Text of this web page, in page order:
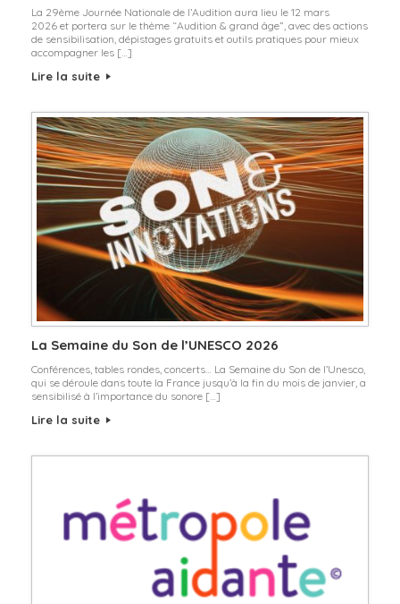
La 29ème Journée Nationale de l’Audition aura lieu le 12 mars
2026 et portera sur le thème “Audition & grand âge”, avec des actions
de sensibilisation, dépistages gratuits et outils pratiques pour mieux
accompagner les […]
Lire la suite
La Semaine du Son de l’UNESCO 2026
Conférences, tables rondes, concerts… La Semaine du Son de l’Unesco,
qui se déroule dans toute la France jusqu’à la fin du mois de janvier, a
sensibilisé à l’importance du sonore […]
Lire la suite